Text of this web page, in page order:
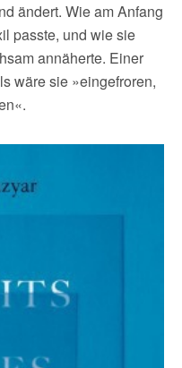
ändert. Wie am Anfang
passte, und wie sie
annäherte. Einer
wäre sie »eingefroren,